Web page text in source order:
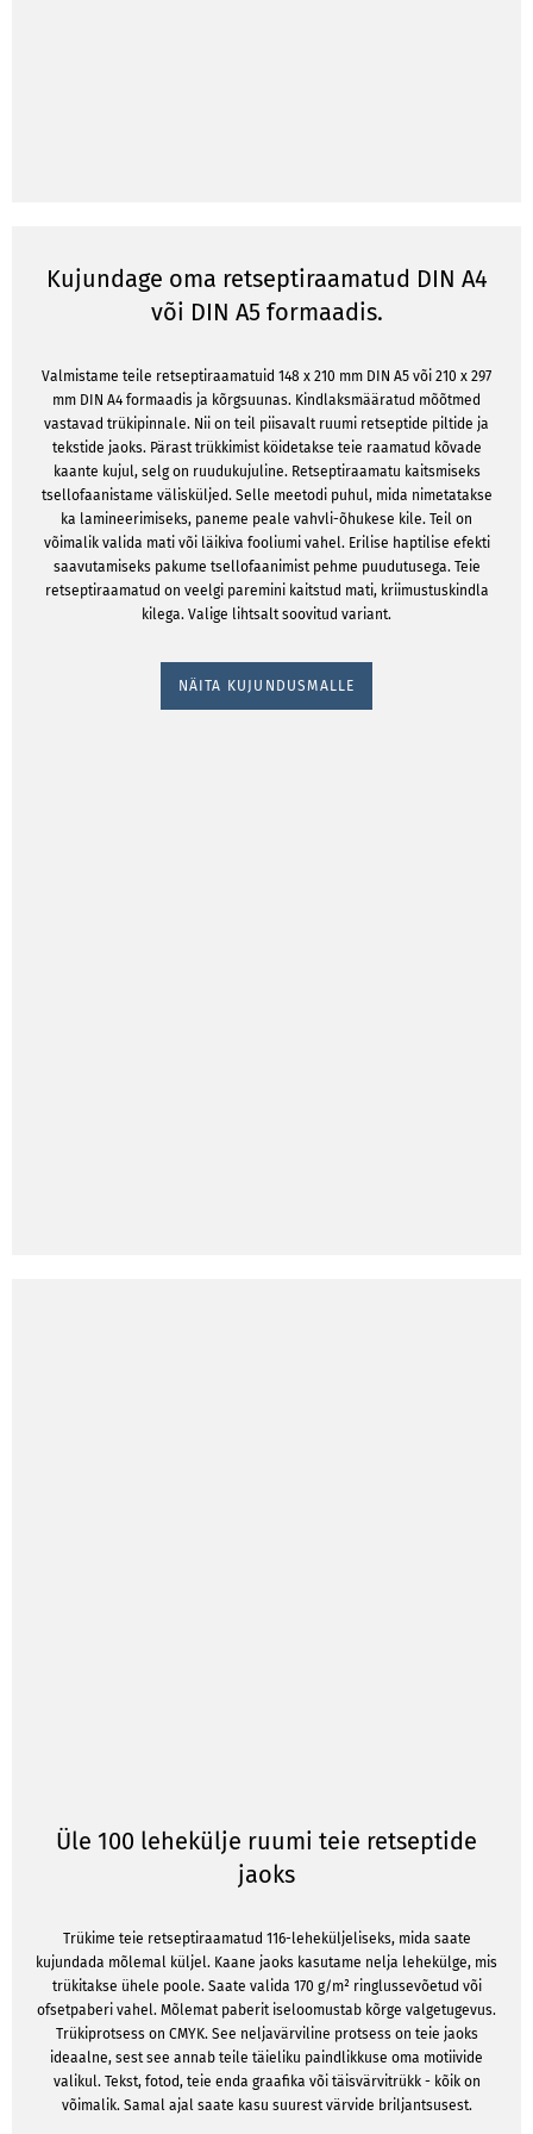
Kujundage oma retseptiraamatud DIN A4
või DIN A5 formaadis.
Valmistame teile retseptiraamatuid 148 x 210 mm DIN A5 või 210 x 297
mm DIN A4 formaadis ja kõrgsuunas. Kindlaksmääratud mõõtmed
vastavad trükipinnale. Nii on teil piisavalt ruumi retseptide piltide ja
tekstide jaoks. Pärast trükkimist köidetakse teie raamatud kõvade
kaante kujul, selg on ruudukujuline. Retseptiraamatu kaitsmiseks
tsellofaanistame välisküljed. Selle meetodi puhul, mida nimetatakse
ka lamineerimiseks, paneme peale vahvli-õhukese kile. Teil on
võimalik valida mati või läikiva fooliumi vahel. Erilise haptilise efekti
saavutamiseks pakume tsellofaanimist pehme puudutusega. Teie
retseptiraamatud on veelgi paremini kaitstud mati, kriimustuskindla
kilega. Valige lihtsalt soovitud variant.
NÄITA KUJUNDUSMALLE
Üle 100 lehekülje ruumi teie retseptide
jaoks
Trükime teie retseptiraamatud 116-leheküljeliseks, mida saate
kujundada mõlemal küljel. Kaane jaoks kasutame nelja lehekülge, mis
trükitakse ühele poole. Saate valida 170 g/m² ringlussevõetud või
ofsetpaberi vahel. Mõlemat paberit iseloomustab kõrge valgetugevus.
Trükiprotsess on CMYK. See neljavärviline protsess on teie jaoks
ideaalne, sest see annab teile täieliku paindlikkuse oma motiivide
valikul. Tekst, fotod, teie enda graafika või täisvärvitrükk - kõik on
võimalik. Samal ajal saate kasu suurest värvide briljantsusest.